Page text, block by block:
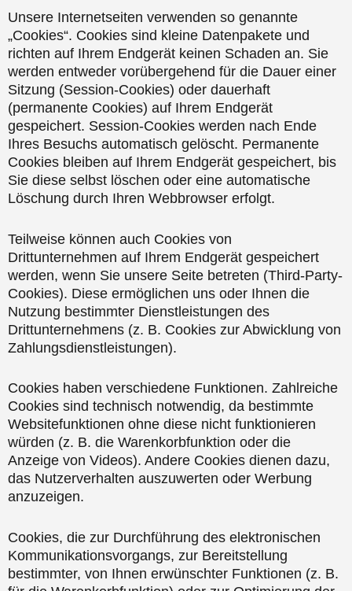
Unsere Internetseiten verwenden so genannte
„Cookies“. Cookies sind kleine Datenpakete und
richten auf Ihrem Endgerät keinen Schaden an. Sie
werden entweder vorübergehend für die Dauer einer
Sitzung (Session-Cookies) oder dauerhaft
(permanente Cookies) auf Ihrem Endgerät
gespeichert. Session-Cookies werden nach Ende
Ihres Besuchs automatisch gelöscht. Permanente
Cookies bleiben auf Ihrem Endgerät gespeichert, bis
Sie diese selbst löschen oder eine automatische
Löschung durch Ihren Webbrowser erfolgt.
Teilweise können auch Cookies von
Drittunternehmen auf Ihrem Endgerät gespeichert
werden, wenn Sie unsere Seite betreten (Third-Party-
Cookies). Diese ermöglichen uns oder Ihnen die
Nutzung bestimmter Dienstleistungen des
Drittunternehmens (z. B. Cookies zur Abwicklung von
Zahlungsdienstleistungen).
Cookies haben verschiedene Funktionen. Zahlreiche
Cookies sind technisch notwendig, da bestimmte
Websitefunktionen ohne diese nicht funktionieren
würden (z. B. die Warenkorbfunktion oder die
Anzeige von Videos). Andere Cookies dienen dazu,
das Nutzerverhalten auszuwerten oder Werbung
anzuzeigen.
Cookies, die zur Durchführung des elektronischen
Kommunikationsvorgangs, zur Bereitstellung
bestimmter, von Ihnen erwünschter Funktionen (z. B.